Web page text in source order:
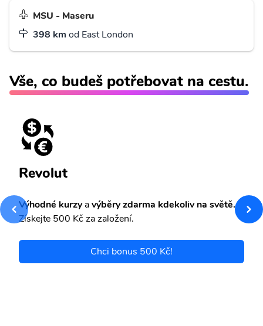
MSU - Maseru
398 km od East London
Vše, co budeš potřebovat na cestu.
Revolut
Výhodné kurzyavýběry zdarma kdekoliv na světě.
Získejte 500 Kč za založení.
Chci bonus 500 Kč!